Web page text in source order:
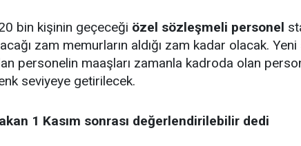
bin kişinin geçeceği özel sözleşmeli personel
zam memurların aldığı zam kadar olacak.
personelin maaşları zamanla kadroda olan
seviyeye getirilecek.
1 Kasım sonrası değerlendirilebilir dedi